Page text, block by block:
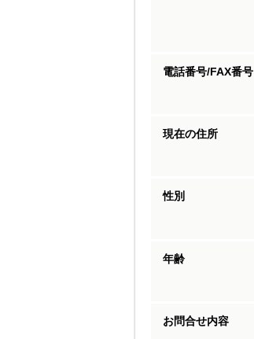
電話番号/FAX番号
現在の住所
性別
年齢
お問合せ内容